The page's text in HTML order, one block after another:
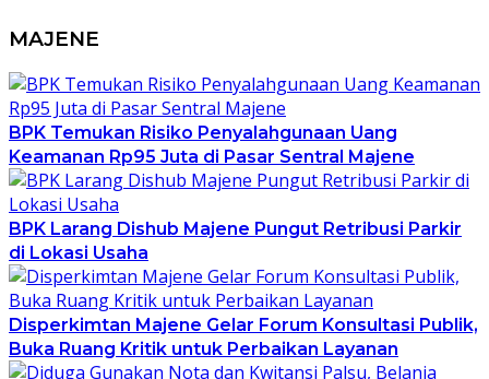
MAJENE
BPK Temukan Risiko Penyalahgunaan Uang
Keamanan Rp95 Juta di Pasar Sentral Majene
BPK Larang Dishub Majene Pungut Retribusi Parkir
di Lokasi Usaha
Disperkimtan Majene Gelar Forum Konsultasi Publik,
Buka Ruang Kritik untuk Perbaikan Layanan